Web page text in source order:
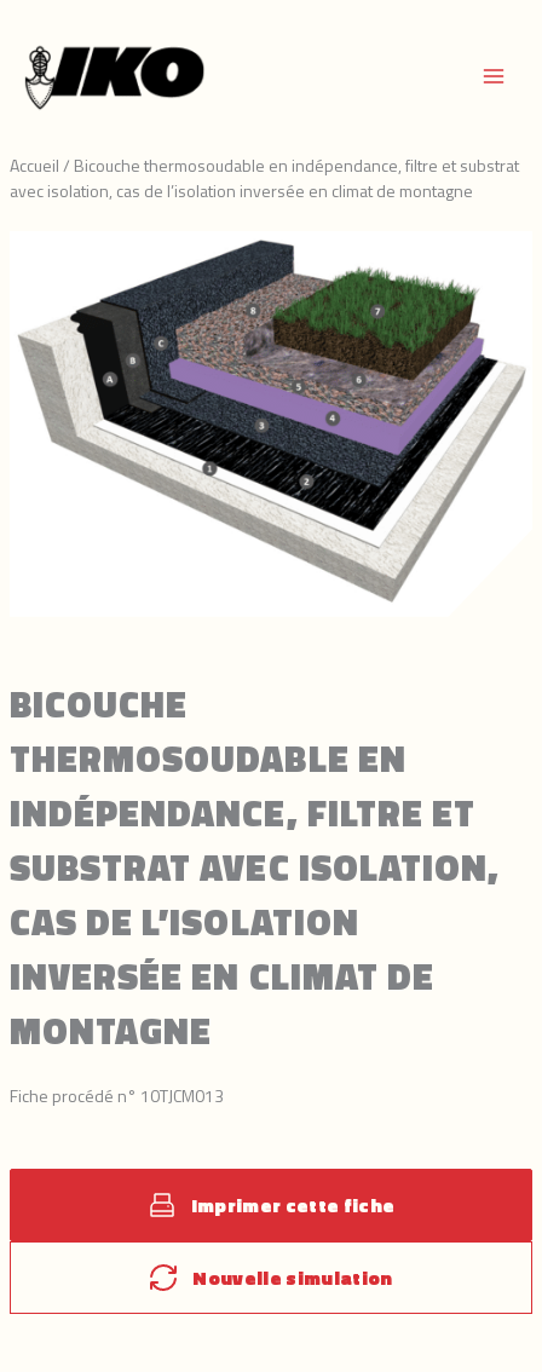
contenu
Accueil/ Bicouche thermosoudable en indépendance, filtre et substrat
avec isolation, cas de l’isolation inversée en climat de montagne
BICOUCHE
THERMOSOUDABLE EN
INDÉPENDANCE, FILTRE ET
SUBSTRAT AVEC ISOLATION,
CAS DE L’ISOLATION
INVERSÉE EN CLIMAT DE
MONTAGNE
Fiche procédé n° 10TJCM013
Imprimer cette fiche
Nouvelle simulation